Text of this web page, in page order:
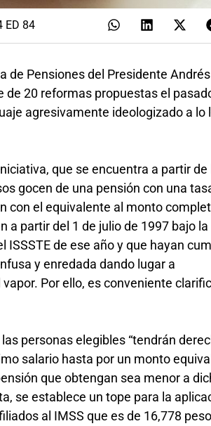
ED 84
de Pensiones del Presidente Andrés
20 reformas propuestas el
agresivamente ideologizado a lo
que se encuentra a partir de
gocen de una pensión con una
con el equivalente al monto
a partir del 1 de julio de 1997 bajo la
ISSSTE de ese año y que hayan
y enredada dando lugar a
Por ello, es conveniente
personas elegibles “tendrán
salario hasta por un monto
que obtengan sea menor a
se establece un tope para la
al IMSS que es de 16,778